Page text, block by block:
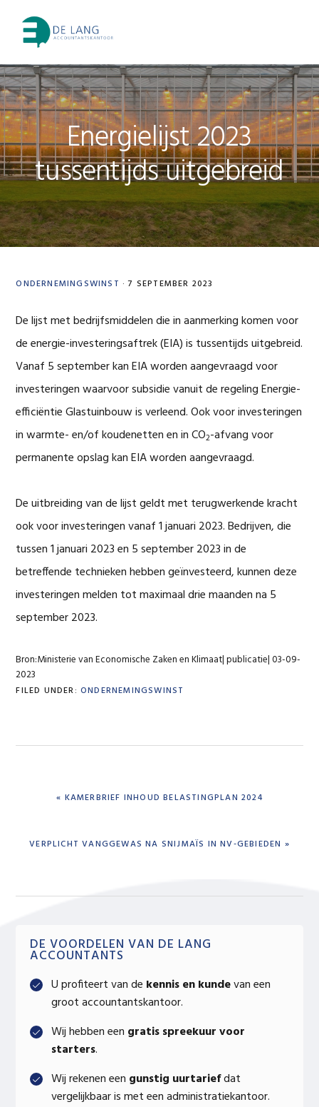
primary
navigation
content
primary
sidebar
footer
Energielijst 2023
tussentijds uitgebreid
ONDERNEMINGSWINST · 7 SEPTEMBER 2023
De lijst met bedrijfsmiddelen die in aanmerking komen voor
de energie-investeringsaftrek (EIA) is tussentijds uitgebreid.
Vanaf 5 september kan EIA worden aangevraagd voor
investeringen waarvoor subsidie vanuit de regeling Energie-
efficiëntie Glastuinbouw is verleend. Ook voor investeringen
in warmte- en/of koudenetten en in CO2-afvang voor
permanente opslag kan EIA worden aangevraagd.
De uitbreiding van de lijst geldt met terugwerkende kracht
ook voor investeringen vanaf 1 januari 2023. Bedrijven, die
tussen 1 januari 2023 en 5 september 2023 in de
betreffende technieken hebben geïnvesteerd, kunnen deze
investeringen melden tot maximaal drie maanden na 5
september 2023.
Bron:Ministerie van Economische Zaken en Klimaat| publicatie| 03-09-
2023
FILED UNDER: ONDERNEMINGSWINST
PREVIOUS
« KAMERBRIEF INHOUD BELASTINGPLAN 2024
NEXT
VERPLICHT VANGGEWAS NA SNIJMAÏS IN NV-GEBIEDEN »
Primary
Sidebar
DE VOORDELEN VAN DE LANG
ACCOUNTANTS
U profiteert van de kennis en kundevan een
groot accountantskantoor.
Wij hebben een gratis spreekuur voor
starters.
Wij rekenen een gunstig uurtariefdat
vergelijkbaar is met een administratiekantoor.